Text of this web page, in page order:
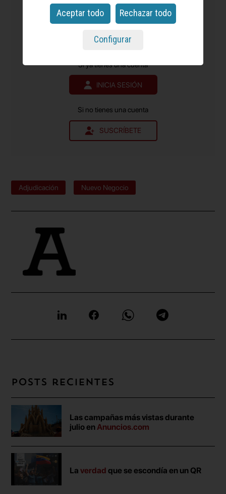
de 3Cat como la factoría de contenidos de
ciudadanía”, se explica.
es el mediolíder en notoriedad y credibilidad
en el sector de la Publicidad y el Marketing
más leído.
Contenido exclusivo para suscriptores de pago.
Si ya tienes una cuenta
INICIA SESIÓN
Si no tienes una cuenta
SUSCRÍBETE
Adjudicación Nuevo Negocio
Posts recientes
Las campañas más vistas durante
julio en Anuncios.com
Laverdad que se escondía en un QR
Aceptar todo Rechazar todo
Configurar